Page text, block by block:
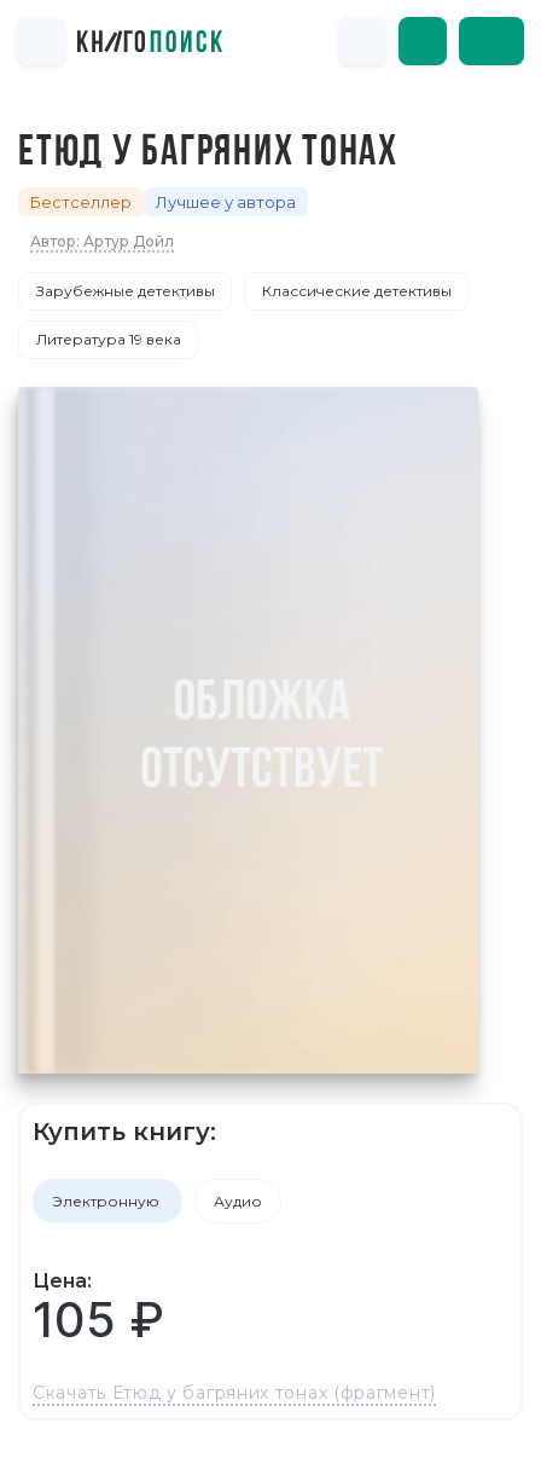
ЕТЮД У БАГРЯНИХ ТОНАХ
Бестселлер Лучшее у автора
Автор: Артур Дойл
Зарубежные детективы Классические детективы
Литература 19 века
Купить книгу:
Электронную Аудио
Цена:
105 ₽
Скачать Етюд у багряних тонах (фрагмент)